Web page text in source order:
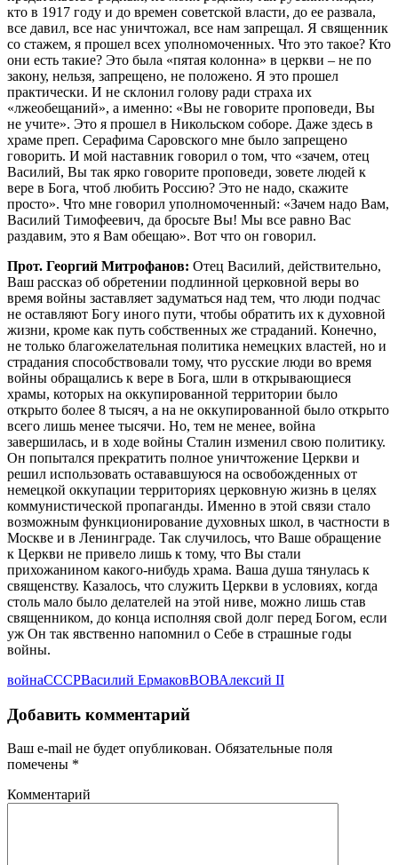
Прот. Георгий Митрофанов: Отец Василий, действительно,
Ваш рассказ об обретении подлинной церковной веры во
время войны заставляет задуматься над тем, что люди подчас
не оставляют Богу иного пути, чтобы обратить их к духовной
жизни, кроме как путь собственных же страданий. Конечно,
не только благожелательная политика немецких властей, но и
страдания способствовали тому, что русские люди во время
войны обращались к вере в Бога, шли в открывающиеся
храмы, которых на оккупированной территории было
открыто более 8 тысяч, а на не оккупированной было открыто
всего лишь менее тысячи. Но, тем не менее, война
завершилась, и в ходе войны Сталин изменил свою политику.
Он попытался прекратить полное уничтожение Церкви и
решил использовать остававшуюся на освобожденных от
немецкой оккупации территориях церковную жизнь в целях
коммунистической пропаганды. Именно в этой связи стало
возможным функционирование духовных школ, в частности в
Москве и в Ленинграде. Так случилось, что Ваше обращение
к Церкви не привело лишь к тому, что Вы стали
прихожанином какого-нибудь храма. Ваша душа тянулась к
священству. Казалось, что служить Церкви в условиях, когда
столь мало было делателей на этой ниве, можно лишь став
священником, до конца исполняя свой долг перед Богом, если
уж Он так явственно напомнил о Себе в страшные годы
войны.
войнаСССРВасилий ЕрмаковВОВАлексий II
Добавить комментарий
Ваш e-mail не будет опубликован. Обязательные поля
помечены *
Комментарий